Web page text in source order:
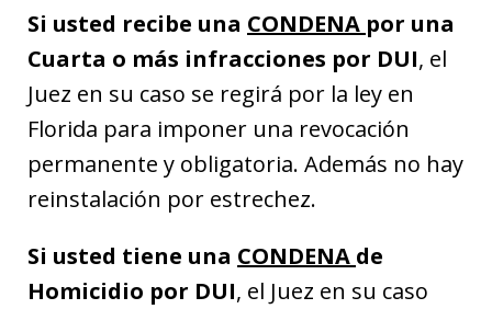
Si usted recibe una CONDENA por una
Cuarta o más infracciones por DUI, el
Juez en su caso se regirá por la ley en
Florida para imponer una revocación
permanente y obligatoria. Además no hay
reinstalación por estrechez.
Si usted tiene una CONDENA de
Homicidio por DUI, el Juez en su caso